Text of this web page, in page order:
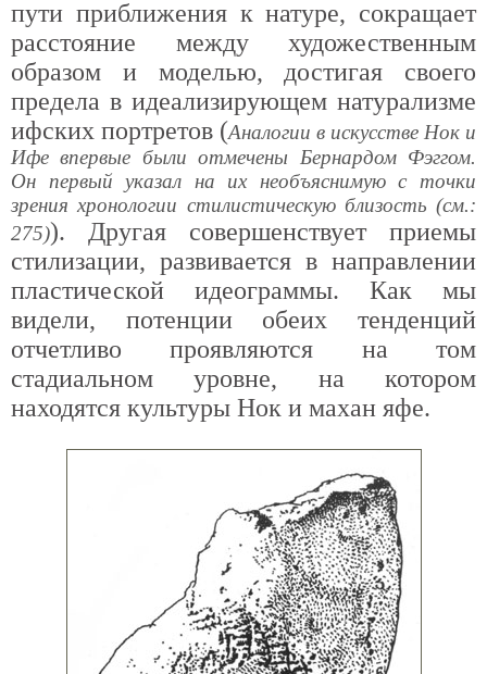
пути приближения к натуре, сокращает
расстояние между художественным
образом и моделью, достигая своего
предела в идеализирующем натурализме
ифских портретов (Аналогии в искусстве Нок и
Ифе впервые были отмечены Бернардом Фэггом.
Он первый указал на их необъяснимую с точки
зрения хронологии стилистическую близость (см.:
275)). Другая совершенствует приемы
стилизации, развивается в направлении
пластической идеограммы. Как мы
видели, потенции обеих тенденций
отчетливо проявляются на том
стадиальном уровне, на котором
находятся культуры Нок и махан яфе.